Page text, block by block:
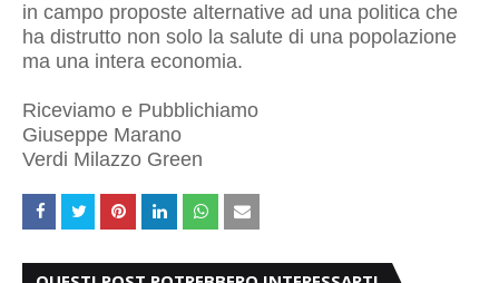
in campo proposte alternative ad una politica che
ha distrutto non solo la salute di una popolazione
ma una intera economia.
Riceviamo e Pubblichiamo
Giuseppe Marano
Verdi Milazzo Green